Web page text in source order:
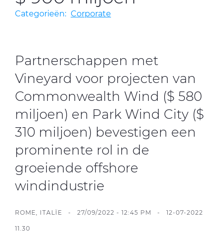
DOWNLOADS
CONTACT
MEDIA
Categorieën: Corporate
Partnerschappen met
Vineyard voor projecten van
Commonwealth Wind ($ 580
miljoen) en Park Wind City ($
310 miljoen) bevestigen een
prominente rol in de
groeiende offshore
windindustrie
ROME, ITALÏE - 27/09/2022 - 12:45 PM - 12-07-2022
11.30